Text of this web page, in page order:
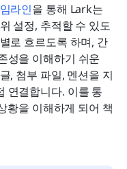
라인을 통해 Lark는
설정, 추적할 수 있도
로 흐르도록 하며, 간
성을 이해하기 쉬운
, 첨부 파일, 멘션을 지
연결합니다. 이를 통
황을 이해하게 되어 책